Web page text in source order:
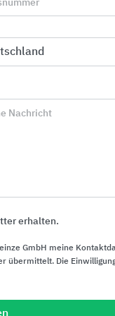
der
Neubau wurde in
realisiert. Die
und
wird eine von
Nachricht
erhalten.
GmbH meine
übermittelt. Die